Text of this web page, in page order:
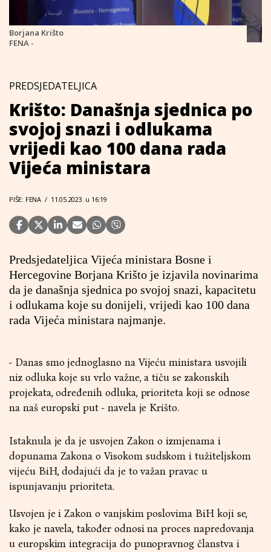
Borjana Krišto
FENA -
PREDSJEDATELJICA
Krišto: Današnja sjednica po
svojoj snazi i odlukama
vrijedi kao 100 dana rada
Vijeća ministara
PIŠE: FENA / 11.05.2023. u 16:19
Predsjedateljica Vijeća ministara Bosne i
Hercegovine Borjana Krišto je izjavila novinarima
da je današnja sjednica po svojoj snazi, kapacitetu
i odlukama koje su donijeli, vrijedi kao 100 dana
rada Vijeća ministara najmanje.
- Danas smo jednoglasno na Vijeću ministara usvojili
niz odluka koje su vrlo važne, a tiču se zakonskih
projekata, određenih odluka, prioriteta koji se odnose
na naš europski put - navela je Krišto.
Istaknula je da je usvojen Zakon o izmjenama i
dopunama Zakona o Visokom sudskom i tužiteljskom
vijeću BiH, dodajući da je to važan pravac u
ispunjavanju prioriteta.
Usvojen je i Zakon o vanjskim poslovima BiH koji se,
kako je navela, također odnosi na proces napredovanja
u europskim integracija do punopravnog članstva i